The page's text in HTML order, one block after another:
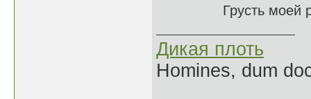
Грусть моей
Дикая плоть
Homines, dum